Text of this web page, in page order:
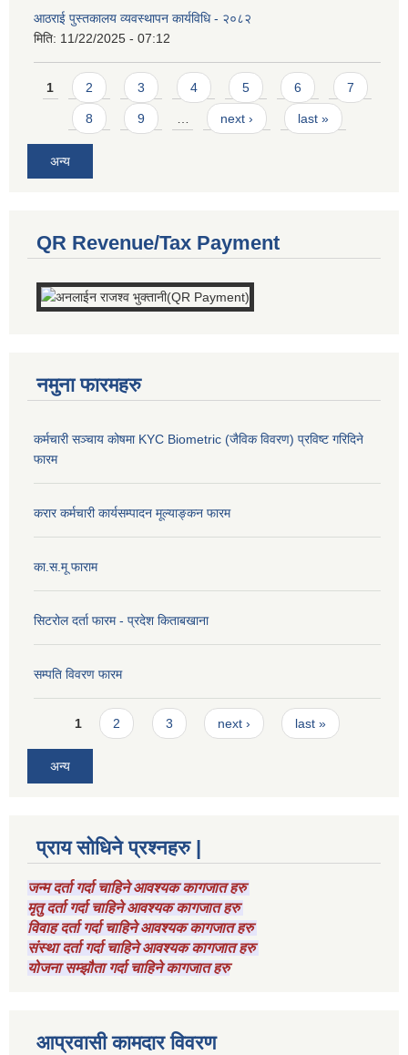
आठराई पुस्तकालय व्यवस्थापन कार्यविधि - २०८२
मिति: 11/22/2025 - 07:12
Pages
1 2 3 4 5 6 7
8 9 … next › last »
अन्य
QR Revenue/Tax Payment
नमुना फारमहरु
कर्मचारी सञ्चाय कोषमा KYC Biometric (जैविक विवरण) प्रविष्ट गरिदिने
फारम
करार कर्मचारी कार्यसम्पादन मूल्याङ्कन फारम
का.स.मू फाराम
सिटरोल दर्ता फारम - प्रदेश किताबखाना
सम्पति विवरण फारम
Pages
1 2 3 next › last »
अन्य
प्राय सोधिने प्रश्नहरु |
जन्म दर्ता गर्दा चाहिने आवश्यक कागजात हरु
मृतु दर्ता गर्दा चाहिने आवश्यक कागजात हरु
विवाह दर्ता गर्दा चाहिने आवश्यक कागजात हरु
संस्था दर्ता गर्दा चाहिने आवश्यक कागजात हरु
योजना सम्झौता गर्दा चाहिने कागजात हरु
आप्रवासी कामदार विवरण